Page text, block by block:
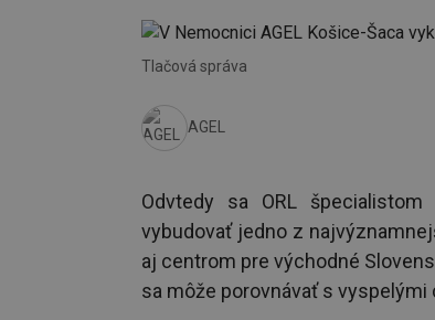
Tlačová správa
AGEL
Odvtedy sa ORL
vybudovať jedno z
aj centrom pre východné
sa môže porovnávať s vyspelými